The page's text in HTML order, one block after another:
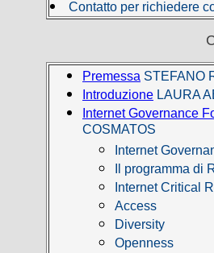
Contatto per richiedere
Premessa STEFANO
Introduzione LAURA
Internet Governance
COSMATOS
Internet
Il programma di
Internet Critical
Access
Diversity
Openness